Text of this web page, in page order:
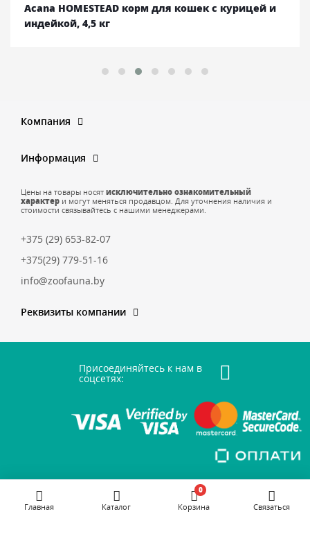
Acana HOMESTEAD корм для кошек с курицей и
индейкой, 4,5 кг
Компания
Информация
Цены на товары носят исключительно ознакомительный
характер и могут меняться продавцом. Для уточнения наличия и
стоимости связывайтесь с нашими менеджерами.
+375 (29) 653-82-07
+375(29) 779-51-16
info@zoofauna.by
Реквизиты компании
Присоединяйтесь к нам в
соцсетях:
Главная Каталог Корзина
0
Связаться